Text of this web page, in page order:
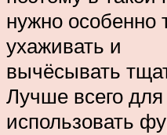
нужно особенно
ухаживать и
вычёсывать
Лучше всего для
использовать